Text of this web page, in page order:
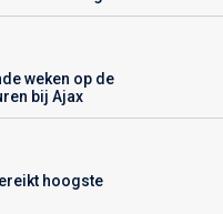
weken op de
bij Ajax
hoogste